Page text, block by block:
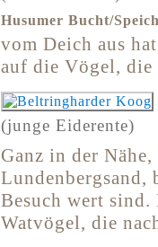
Husumer Bucht/
vom Deich aus
auf die Vögel,
(junge Eiderente)
Ganz in der
Lundenbergsand,
Besuch wert
Watvögel, die